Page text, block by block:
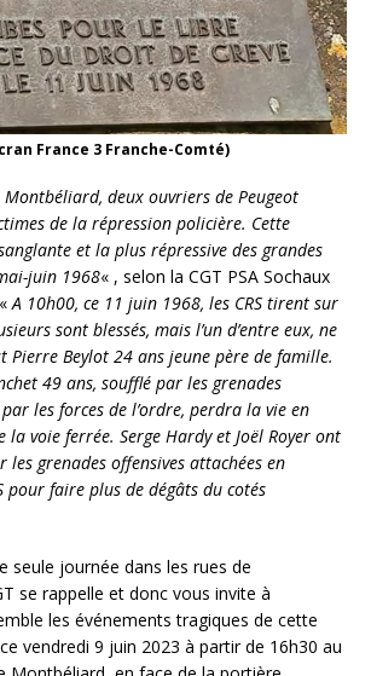
France 3 Franche-Comté)
deux ouvriers de Peugeot
de la répression policière. Cette
et la plus répressive des grandes
juin 1968« , selon la CGT PSA Sochaux
A 10h00, ce 11 juin 1968, les CRS tirent sur
sont blessés, mais l’un d’entre eux, ne
Pierre Beylot 24 ans jeune père de famille.
49 ans, soufflé par les grenades
les forces de l’ordre, perdra la vie en
voie ferrée. Serge Hardy et Joël Royer ont
les grenades offensives attachées en
pour faire plus de dégâts du cotés
seule journée dans les rues de
se rappelle et donc vous invite à
les événements tragiques de cette
vendredi 9 juin 2023 à partir de 16h30 au